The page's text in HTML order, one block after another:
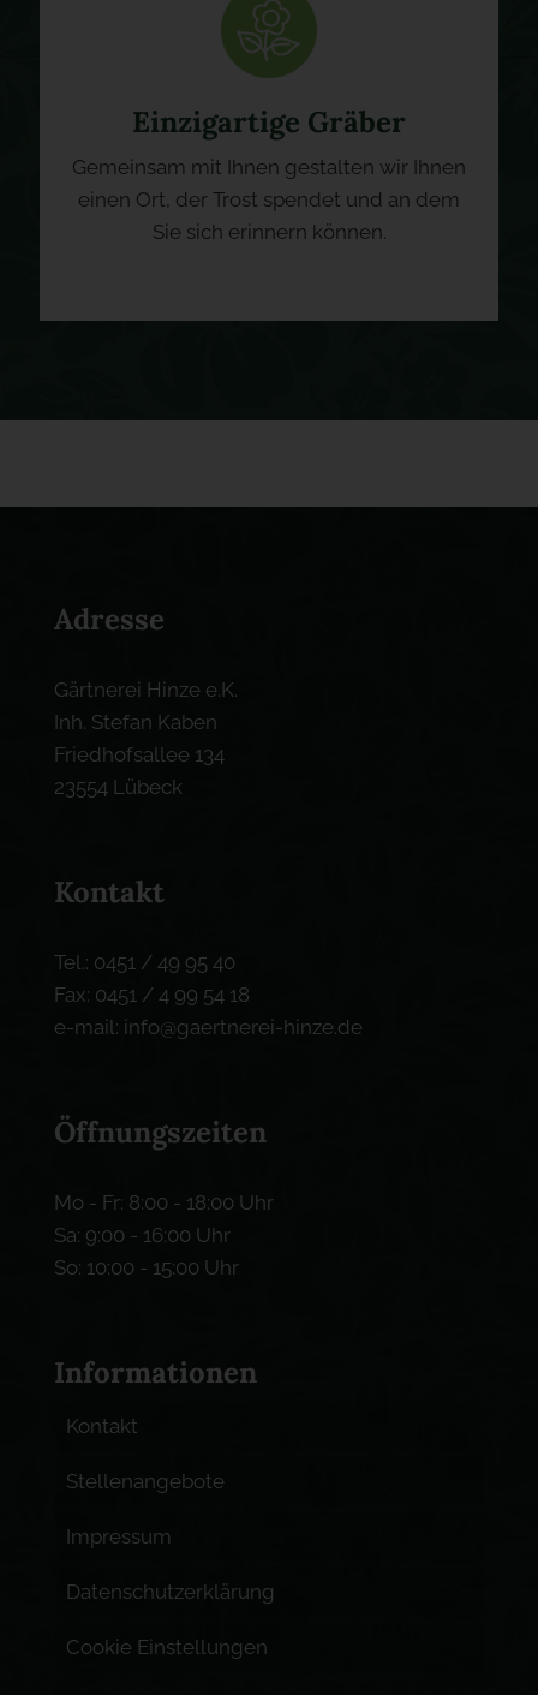
Einzigartige Gräber
Gemeinsam mit Ihnen gestalten wir Ihnen
einen Ort, der Trost spendet und an dem
Sie sich erinnern können.
Adresse
Gärtnerei Hinze e.K.
Inh. Stefan Kaben
Friedhofsallee 134
23554 Lübeck
Kontakt
Tel.: 0451 / 49 95 40
Fax: 0451 / 4 99 54 18
e-mail: info@gaertnerei-hinze.de
Öffnungszeiten
Mo - Fr: 8:00 - 18:00 Uhr
Sa: 9:00 - 16:00 Uhr
So: 10:00 - 15:00 Uhr
Informationen
Kontakt
Stellenangebote
Impressum
Datenschutzerklärung
Cookie Einstellungen